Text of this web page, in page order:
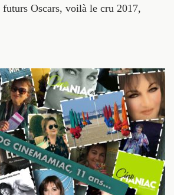
Oscars, voilà le cru 2017,